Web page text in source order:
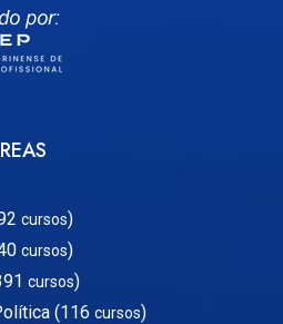
cursos)
cursos)
cursos)
(116 cursos)